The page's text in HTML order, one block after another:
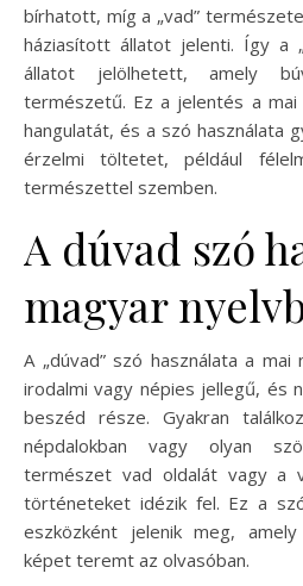
bírhatott, míg a „vad”
háziasított állatot jelenti. Így a
állatot jelölhetett, amely
természetű. Ez a jelentés a
hangulatát, és a szó használata
érzelmi töltetet, például
természettel szemben.
A dúvad szó
magyar
A „dúvad” szó használata a mai
irodalmi vagy népies jellegű, és
beszéd része. Gyakran
népdalokban vagy olyan
természet vad oldalát vagy a
történeteket idézik fel. Ez a
eszközként jelenik meg,
képet teremt az olvasóban.